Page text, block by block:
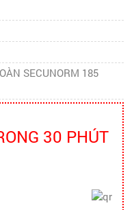
SECUNORM 185
30 PHÚT